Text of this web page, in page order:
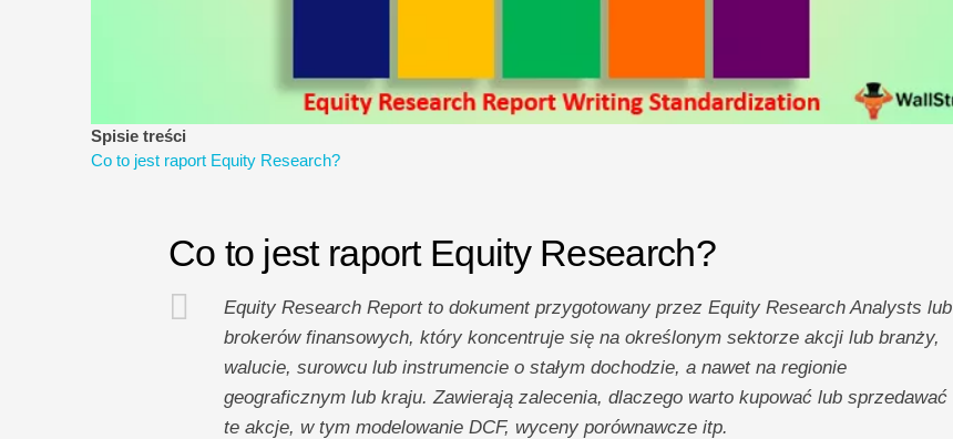
Spisie treści
Co to jest raport Equity Research?
Co to jest raport Equity Research?
Equity Research Report to dokument przygotowany przez Equity Research Analysts lub
brokerów finansowych, który koncentruje się na określonym sektorze akcji lub branży,
walucie, surowcu lub instrumencie o stałym dochodzie, a nawet na regionie
geograficznym lub kraju. Zawierają zalecenia, dlaczego warto kupować lub sprzedawać
te akcje, w tym modelowanie DCF, wyceny porównawcze itp.